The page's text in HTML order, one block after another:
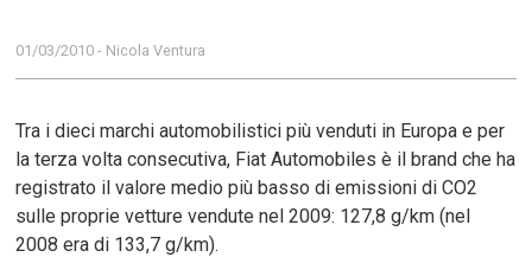
01/03/2010 - Nicola Ventura
Tra i dieci marchi automobilistici più venduti in Europa e per
la terza volta consecutiva, Fiat Automobiles è il brand che ha
registrato il valore medio più basso di emissioni di CO2
sulle proprie vetture vendute nel 2009: 127,8 g/km (nel
2008 era di 133,7 g/km).